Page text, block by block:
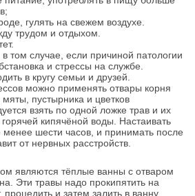
гулять на свежем воздухе.
трудом и отдыхом.
том случае, если причиной патологии
и стрессы на службе.
в кругу семьи и друзей.
можно применять отвары корня
пустырника и цветков
взять по одной ложке трав и их
кипячёной воды. Настаивать
менее шести часов, и принимать после
от нервных расстройств.
являются тёплые ванны с отваром
Эти травы надо прокипятить на
и затем залить в ванну.